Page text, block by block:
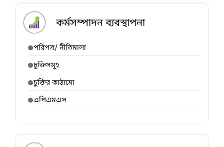
কর্মসম্পাদন ব্যবস্থাপনা
পরিপত্র/ নীতিমালা
চুক্তিসমূহ
চুক্তির কাঠামো
এপিএমএস